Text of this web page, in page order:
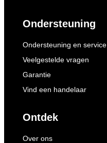
Ondersteuning
Ondersteuning en service
Veelgestelde vragen
Garantie
Vind een handelaar
Ontdek
Over ons